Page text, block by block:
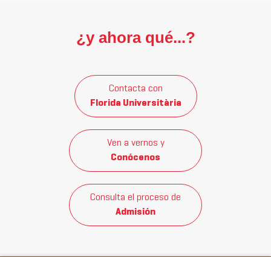
¿y ahora qué...?
Contacta con
Florida Universitària
Ven a vernos y
Conócenos
Consulta el proceso de
Admisión